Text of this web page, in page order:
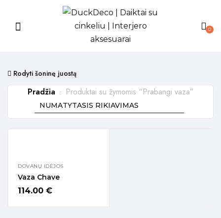
0
Rodyti šoninę juostą
Pradžia Produktai su žymomis “Prabangi vaza”
DOVANŲ IDĖJOS
Vaza Chave
114.00 €